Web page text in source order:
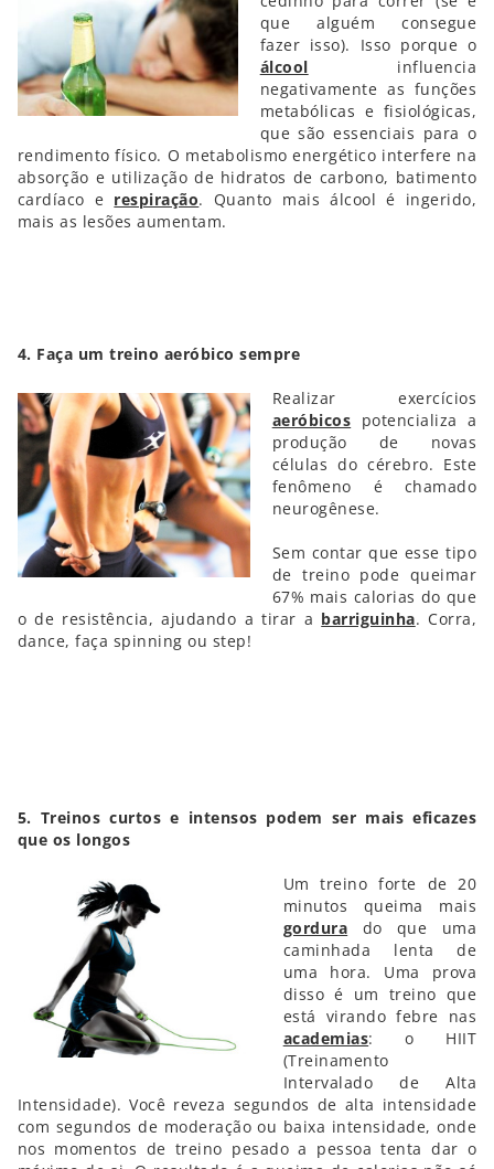
que alguém consegue
fazer isso). Isso porque o
álcool influencia
negativamente as funções
metabólicas e fisiológicas,
que são essenciais para o
rendimento físico. O metabolismo energético interfere na
absorção e utilização de hidratos de carbono, batimento
cardíaco e respiração. Quanto mais álcool é ingerido,
mais as lesões aumentam.
4. Faça um treino aeróbico sempre
Realizar exercícios
aeróbicos potencializa a
produção de novas
células do cérebro. Este
fenômeno é chamado
neurogênese.
Sem contar que esse tipo
de treino pode queimar
67% mais calorias do que
o de resistência, ajudando a tirar a barriguinha. Corra,
dance, faça spinning ou step!
5. Treinos curtos e intensos podem ser mais eficazes
que os longos
Um treino forte de 20
minutos queima mais
gordura do que uma
caminhada lenta de
uma hora. Uma prova
disso é um treino que
está virando febre nas
academias: o HIIT
(Treinamento
Intervalado de Alta
Intensidade). Você reveza segundos de alta intensidade
com segundos de moderação ou baixa intensidade, onde
nos momentos de treino pesado a pessoa tenta dar o